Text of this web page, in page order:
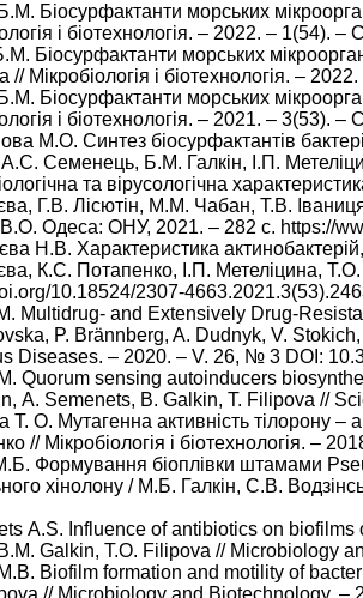
Б.М. Біосурфактанти морських
і біотехнологія. – 2022. – 1(54). –
Біосурфактанти морських
// Мікробіологія і біотехнологія. –
Б.М. Біосурфактанти морських
і біотехнологія. – 2021. –
М.О. Синтез біосурфактантів
А.С. Семенець, Б.М. Галкін, І.П.
та вірусологічна
Г.В. Лісютін, М.М. Чабан, Т.В.
В.О. Одеса: ОНУ, 2021. – 282 с. https://
Н.В. Характеристика
К.С. Потапенко, І.П. Метеліцина, Т.О.
10.18524/2307-
Multidrug- and Extensively Drug-
P. Brännberg, A. Dudnyk, V.
Diseases. – 2020. – V. 26, № 3 DOI:
Quorum sensing autoinducers
А. Semenets, B. Galkin, T. Filipova //
Т. О. Мутагенна активність тілорону
// Мікробіологія і біотехнологія. –
Формування біоплівки штамами
хінолону / М.Б. Галкін, С.В.
А.S. Influence of antibiotics on
Galkin, Т.О. Filipova // Microbiology
Biofilm formation and motility of
// Microbiology and Biotechnology. –